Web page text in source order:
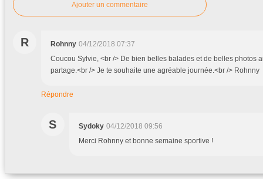
Ajouter un commentaire
R Rohnny 04/12/2018 07:37
Coucou Sylvie, <br /> De bien belles balades et de belles photos
partage.<br /> Je te souhaite une agréable journée.<br /> Rohnny
Répondre
S Sydoky 04/12/2018 09:56
Merci Rohnny et bonne semaine sportive !